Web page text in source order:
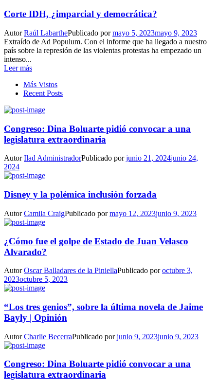
Corte IDH, ¿imparcial y democrática?
AutorRaúl LabarthePublicado pormayo 5, 2023mayo 9, 2023
Extraído de Ad Populum. Con el informe que ha llegado a nuestro
país sobre la represión de las violentas protestas ha empezado un
intenso...
Leer más
Más Vistos
Recent Posts
Congreso: Dina Boluarte pidió convocar a una
legislatura extraordinaria
AutorIlad AdministradorPublicado porjunio 21, 2024junio 24,
2024
Disney y la polémica inclusión forzada
AutorCamila CraigPublicado pormayo 12, 2023junio 9, 2023
¿Cómo fue el golpe de Estado de Juan Velasco
Alvarado?
AutorOscar Balladares de la PiniellaPublicado poroctubre 3,
2023octubre 5, 2023
“Los tres genios”, sobre la última novela de Jaime
Bayly | Opinión
AutorCharlie BecerraPublicado porjunio 9, 2023junio 9, 2023
Congreso: Dina Boluarte pidió convocar a una
legislatura extraordinaria